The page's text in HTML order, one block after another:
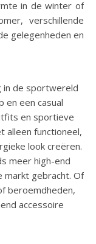
in de winter of
verschillende
gelegenheden en
in de sportwereld
en een casual
en sportieve
alleen functioneel,
look creëren.
meer high-end
markt gebracht. Of
beroemdheden,
accessoire